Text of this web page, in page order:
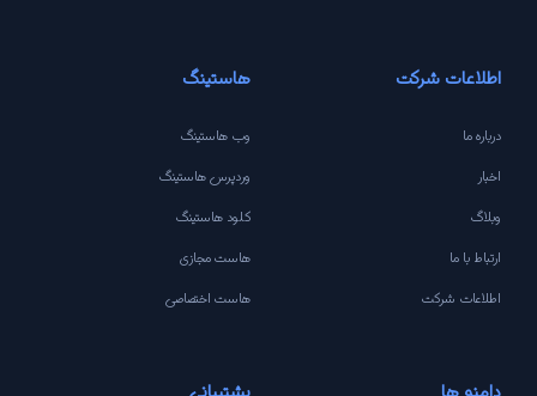
اطلاعات شرکت
درباره ما
اخبار
وبلاگ
ارتباط با ما
اطلاعات شرکت
هاستینگ
وب هاستینگ
وردپرس هاستینگ
کلود هاستینگ
هاست مجازی
هاست اختصاصی